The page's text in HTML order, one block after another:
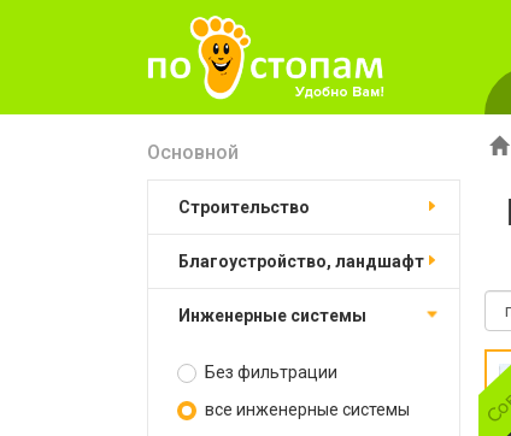
Основной
строительство
благоустройство, ландшафт
инженерные системы
Без фильтрации
все инженерные системы